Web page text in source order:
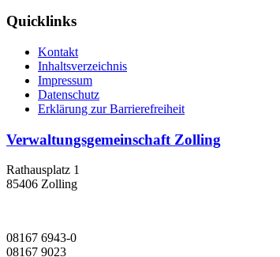
Quicklinks
Kontakt
Inhaltsverzeichnis
Impressum
Datenschutz
Erklärung zur Barrierefreiheit
Verwaltungsgemeinschaft Zolling
Rathausplatz 1
85406 Zolling
08167 6943-0
08167 9023